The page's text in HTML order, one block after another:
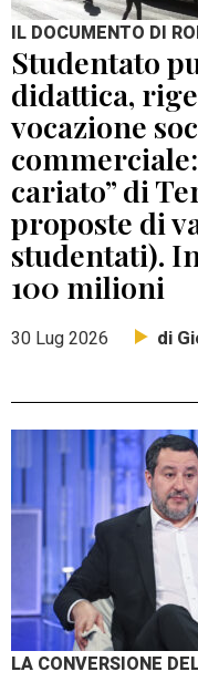
IL DOCUMENTO DI
Studentato
didattica,
vocazione
cariato” di
proposte di
studentati).
100 milioni
30 Lug 2026 di
LA CONVERSIONE